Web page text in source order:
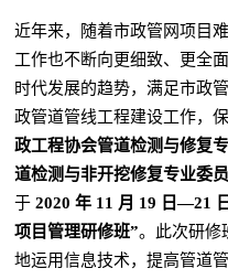
近年来，随着市政管网项目
工作也不断向更细致、更全
时代发展的趋势，满足市政
政管道管线工程建设工作，
政工程协会管道检测与修复
道检测与非开挖修复专业委
于 2020 年 11 月 19 日—21 日
项目管理研修班”。此次研修
地运用信息技术，提高管道